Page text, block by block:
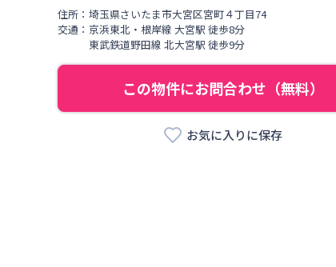
住所： 埼玉県さいたま市大宮区宮町４丁目74
交通： 京浜東北・根岸線 大宮駅 徒歩8分
東武鉄道野田線 北大宮駅 徒歩9分
この物件にお問合わせ（無料）
お気に入りに保存